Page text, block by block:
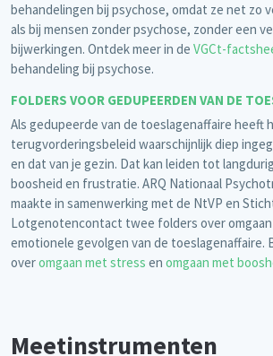
behandelingen bij psychose, omdat ze net zo
als bij mensen zonder psychose, zonder een
bijwerkingen. Ontdek meer in de VGCt-
behandeling bij psychose.
FOLDERS VOOR GEDUPEERDEN VAN DE
Als gedupeerde van de toeslagenaffaire heeft
terugvorderingsbeleid waarschijnlijk diep
en dat van je gezin. Dat kan leiden tot
boosheid en frustratie. ARQ Nationaal
maakte in samenwerking met de NtVP en
Lotgenotencontact twee folders over
emotionele gevolgen van de toeslagenaffaire.
overomgaan met stress en omgaan met
Meetinstrumenten